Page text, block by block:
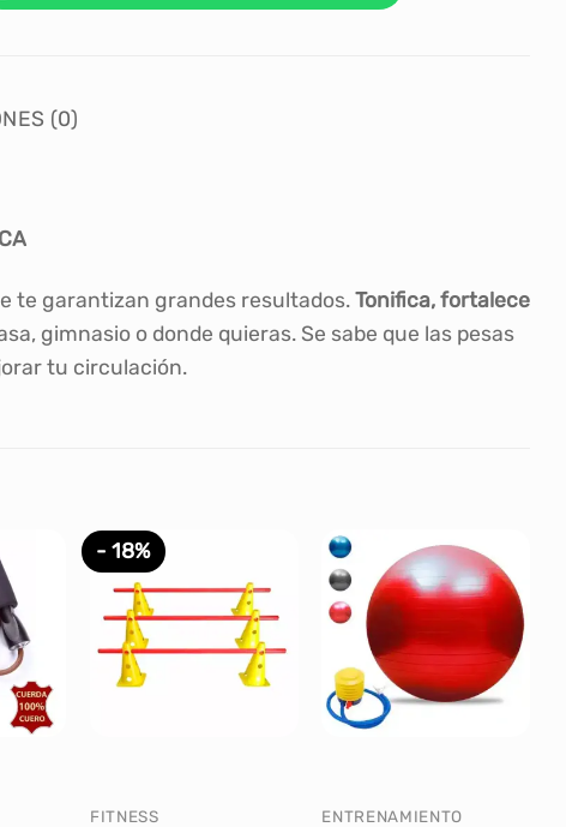
(0)
te garantizan grandes resultados.Tonifica, fortalece
gimnasio o donde quieras. Se sabe que las pesas
tu circulación.
- 18%
FITNESS ENTRENAMIENTO